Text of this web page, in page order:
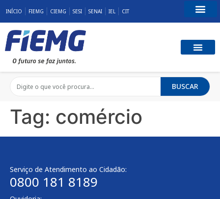
INÍCIO FIEMG CIEMG SESI SENAI IEL CIT
BUSCAR
Tag: comércio
Serviço de Atendimento ao Cidadão:
0800 181 8189